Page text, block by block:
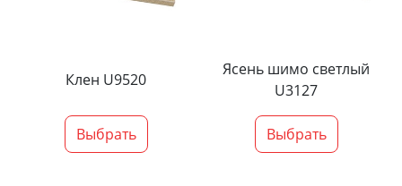
Клен U9520
Выбрать
Ясень шимо светлый
U3127
Выбрать